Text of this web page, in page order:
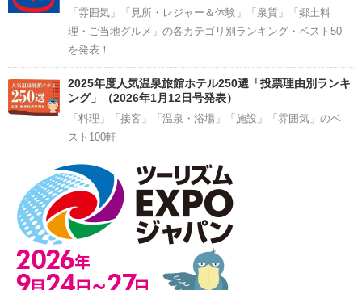
「雰囲気」「見所・レジャー＆体験」「泉質」「郷土料
理・ご当地グルメ」の各カテゴリ別ランキング・ベスト50
を発表！
2025年度人気温泉旅館ホテル250選「投票理由別ランキ
ング」（2026年1月12日号発表）
「料理」「接客」「温泉・浴場」「施設」「雰囲気」のベ
スト100軒